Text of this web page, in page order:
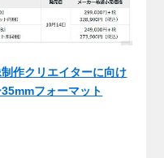
作クリエイターに向け
フォーマット